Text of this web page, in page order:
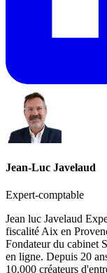
Jean-Luc Javelaud
Expert-comptable
Jean luc Javelaud
fiscalité Aix en
Fondateur du cabinet
en ligne. Depuis 20
10.000 créateurs